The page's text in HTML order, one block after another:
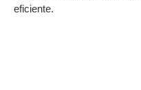
eficiente.